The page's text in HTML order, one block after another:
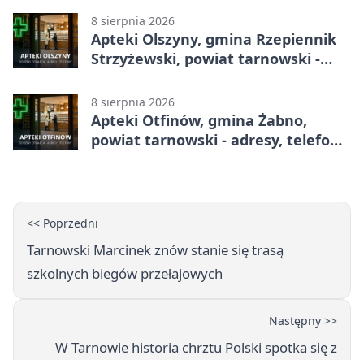
8 sierpnia 2026
Apteki Olszyny, gmina Rzepiennik
Strzyżewski, powiat tarnowski -
8 sierpnia 2026
Apteki Otfinów, gmina Żabno,
powiat tarnowski - adresy, telefony,
<< Poprzedni
Tarnowski Marcinek znów stanie się trasą
szkolnych biegów przełajowych
Następny >>
W Tarnowie historia chrztu Polski spotka się z